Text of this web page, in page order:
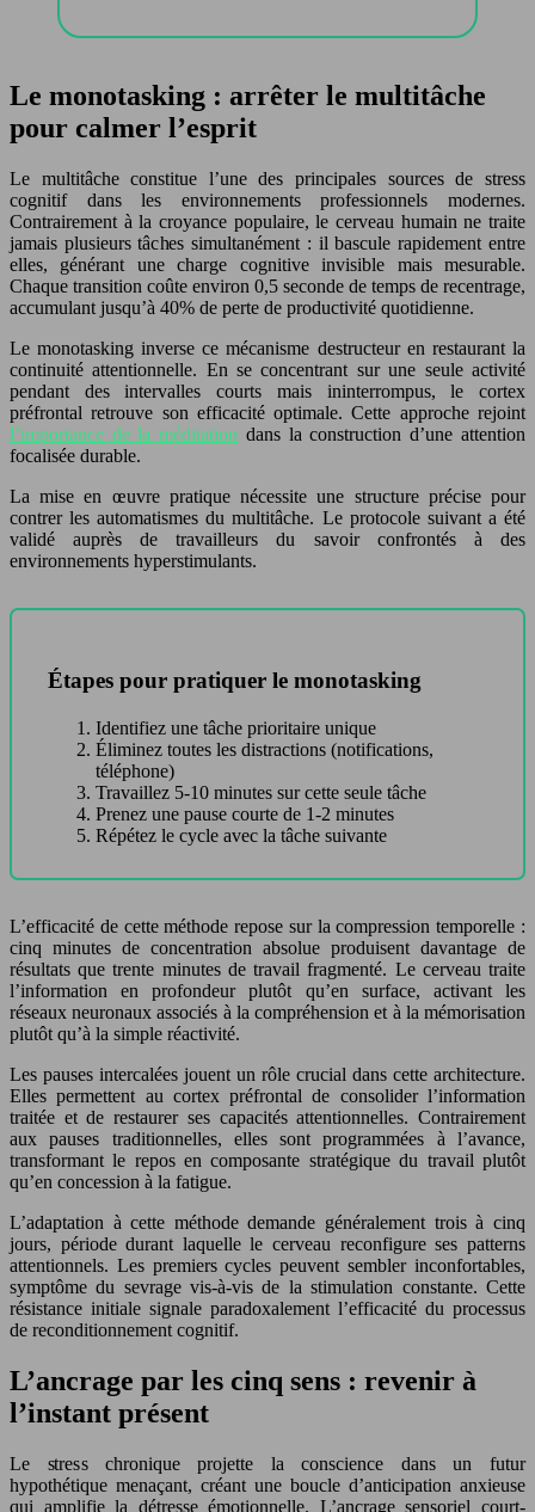
Le monotasking : arrêter le multitâche
pour calmer l’esprit
Le multitâche constitue l’une des principales sources de stress
cognitif dans les environnements professionnels modernes.
Contrairement à la croyance populaire, le cerveau humain ne traite
jamais plusieurs tâches simultanément : il bascule rapidement entre
elles, générant une charge cognitive invisible mais mesurable.
Chaque transition coûte environ 0,5 seconde de temps de recentrage,
accumulant jusqu’à 40% de perte de productivité quotidienne.
Le monotasking inverse ce mécanisme destructeur en restaurant la
continuité attentionnelle. En se concentrant sur une seule activité
pendant des intervalles courts mais ininterrompus, le cortex
préfrontal retrouve son efficacité optimale. Cette approche rejoint
l’importance de la méditation dans la construction d’une attention
focalisée durable.
La mise en œuvre pratique nécessite une structure précise pour
contrer les automatismes du multitâche. Le protocole suivant a été
validé auprès de travailleurs du savoir confrontés à des
environnements hyperstimulants.
Étapes pour pratiquer le monotasking
Identifiez une tâche prioritaire unique
Éliminez toutes les distractions (notifications,
téléphone)
Travaillez 5-10 minutes sur cette seule tâche
Prenez une pause courte de 1-2 minutes
Répétez le cycle avec la tâche suivante
L’efficacité de cette méthode repose sur la compression temporelle :
cinq minutes de concentration absolue produisent davantage de
résultats que trente minutes de travail fragmenté. Le cerveau traite
l’information en profondeur plutôt qu’en surface, activant les
réseaux neuronaux associés à la compréhension et à la mémorisation
plutôt qu’à la simple réactivité.
Les pauses intercalées jouent un rôle crucial dans cette architecture.
Elles permettent au cortex préfrontal de consolider l’information
traitée et de restaurer ses capacités attentionnelles. Contrairement
aux pauses traditionnelles, elles sont programmées à l’avance,
transformant le repos en composante stratégique du travail plutôt
qu’en concession à la fatigue.
L’adaptation à cette méthode demande généralement trois à cinq
jours, période durant laquelle le cerveau reconfigure ses patterns
attentionnels. Les premiers cycles peuvent sembler inconfortables,
symptôme du sevrage vis-à-vis de la stimulation constante. Cette
résistance initiale signale paradoxalement l’efficacité du processus
de reconditionnement cognitif.
L’ancrage par les cinq sens : revenir à
l’instant présent
Le stress chronique projette la conscience dans un futur
hypothétique menaçant, créant une boucle d’anticipation anxieuse
qui amplifie la détresse émotionnelle. L’ancrage sensoriel court-